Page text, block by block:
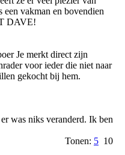
een vakman en bovendien
DAVE!
Je merkt direct zijn
voor ieder die niet naar
gekocht bij hem.
was niks veranderd. Ik ben
Tonen: 5 10